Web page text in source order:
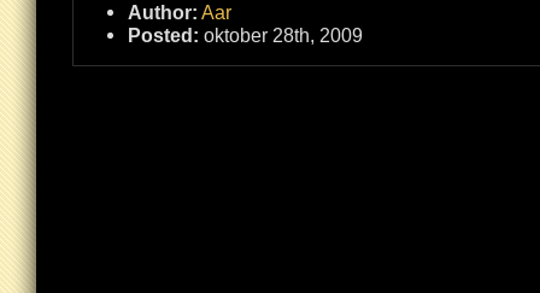
Author: Aar
Posted: oktober 28th, 2009